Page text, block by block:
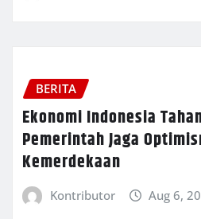
BERITA
Ekonomi Indonesia
Pemerintah Jaga
Kemerdekaan
Kontributor Aug 6,